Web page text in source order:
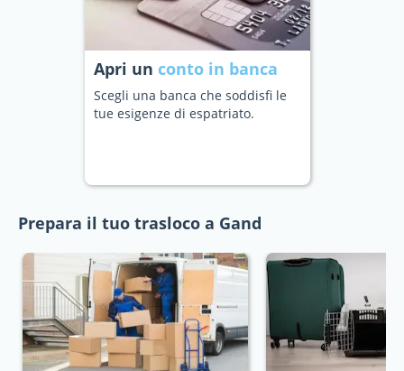
Apri un conto in banca
Scegli una banca che soddisfi le
tue esigenze di espatriato.
Prepara il tuo trasloco a Gand